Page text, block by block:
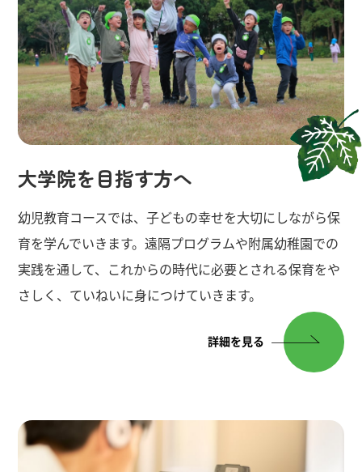
われました。卒業生、修了生
の皆さん、ご卒業・ご修了お
めでとうございます🎓大学の
前田賞に幼児教育専修の4年生
が選ばれました。2年連続の快
挙です。心よりお祝い申し上
げます。
大学院を目指す方へ
幼児教育コースでは、子どもの幸せを大切にしながら保
育を学んでいきます。遠隔プログラムや附属幼稚園での
実践を通して、これからの時代に必要とされる保育をや
さしく、ていねいに身につけていきます。
詳細を見る